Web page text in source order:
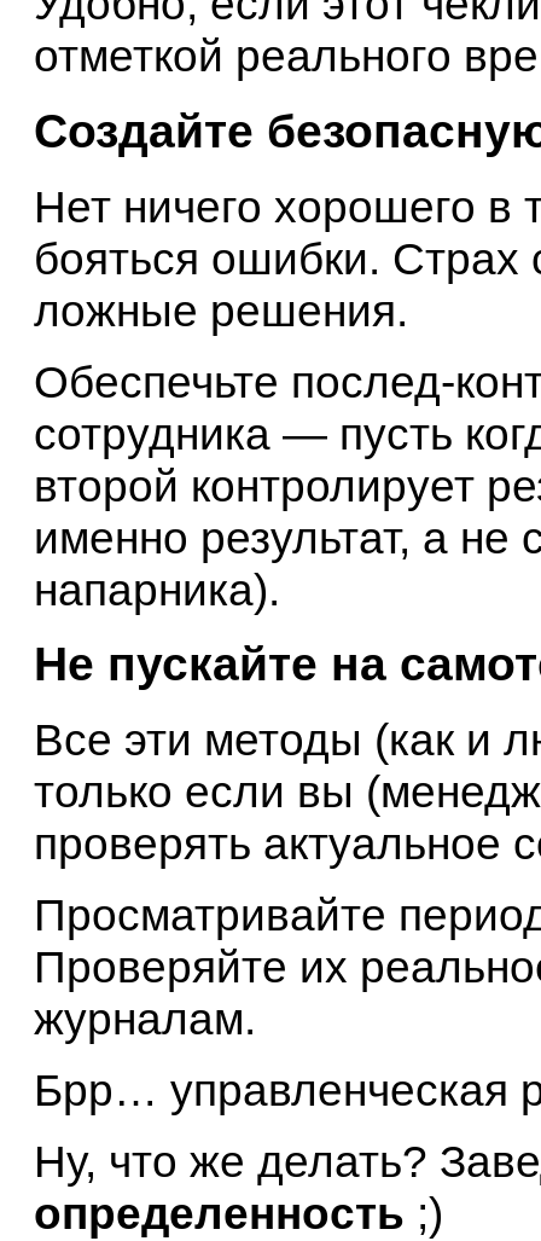
отметкой реального
Создайте
Нет ничего хорошего в
бояться ошибки. Страх
ложные решения.
Обеспечьте послед-
сотрудника — пусть
второй контролирует
именно результат, а не
напарника).
Не пускайте на
Все эти методы (как и
только если вы
проверять актуальное
Просматривайте
Проверяйте их
журналам.
Брр… управленческая
Ну, что же делать?
определенность ;)